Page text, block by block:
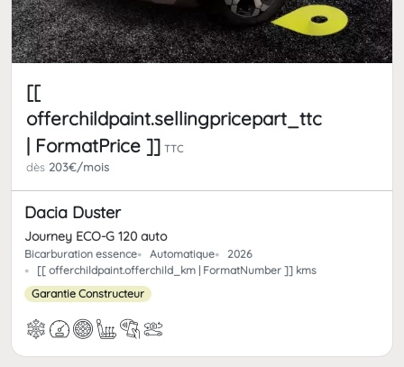
[[
offerchildpaint.sellingpricepart_ttc
| FormatPrice ]] TTC
dès 203€/mois
Dacia Duster
Journey ECO-G 120 auto
Bicarburation essence Automatique
2026
[[ offerchildpaint.offerchild_km | FormatNumber ]] kms
Garantie Constructeur